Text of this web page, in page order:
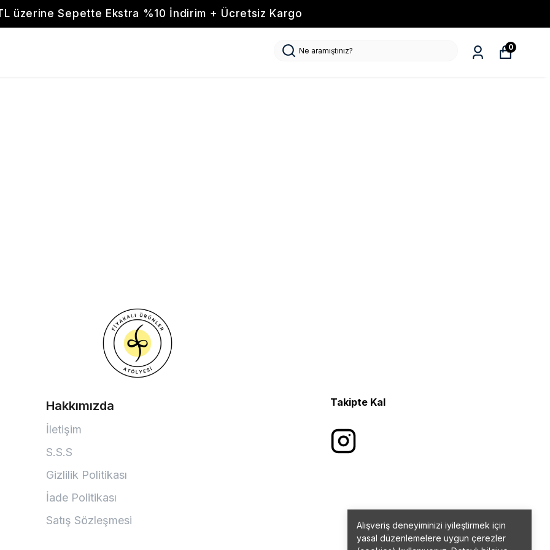
üzerine Sepette Ekstra %10 İndirim + Ücretsiz Kargo
0
Alışveriş deneyiminizi iyileştirmek için
yasal düzenlemelere uygun çerezler
Hakkımızda
İletişim
S.S.S
Gizlilik Politikası
İade Politikası
Satış Sözleşmesi
Takipte Kal